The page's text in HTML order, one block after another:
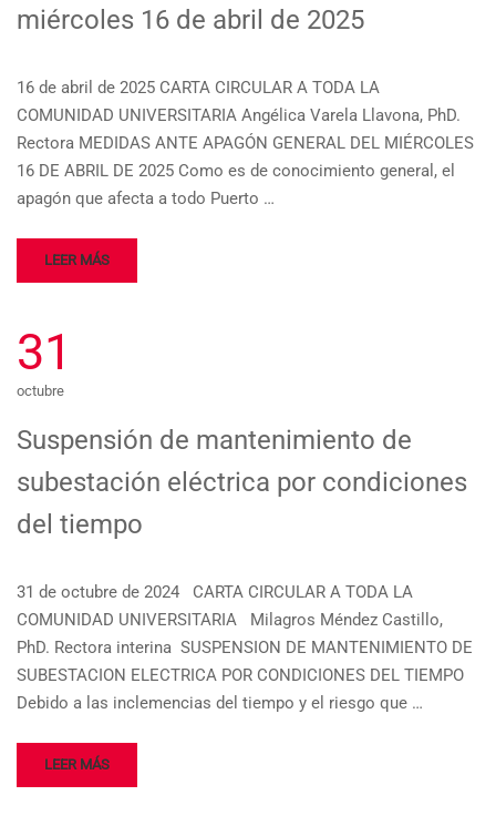
miércoles 16 de abril de 2025
16 de abril de 2025 CARTA CIRCULAR A TODA LA
COMUNIDAD UNIVERSITARIA Angélica Varela Llavona, PhD.
Rectora MEDIDAS ANTE APAGÓN GENERAL DEL MIÉRCOLES
16 DE ABRIL DE 2025 Como es de conocimiento general, el
apagón que afecta a todo Puerto …
LEER MÁS
31
octubre
Suspensión de mantenimiento de
subestación eléctrica por condiciones
del tiempo
31 de octubre de 2024 CARTA CIRCULAR A TODA LA
COMUNIDAD UNIVERSITARIA Milagros Méndez Castillo,
PhD. Rectora interina SUSPENSION DE MANTENIMIENTO DE
SUBESTACION ELECTRICA POR CONDICIONES DEL TIEMPO
Debido a las inclemencias del tiempo y el riesgo que …
LEER MÁS